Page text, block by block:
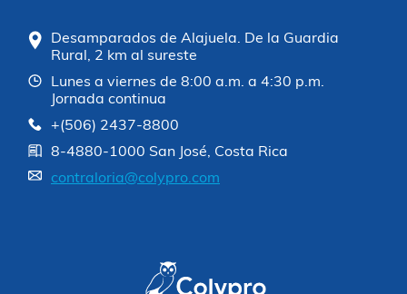
Desamparados de Alajuela. De la Guardia
Rural, 2 km al sureste
Lunes a viernes de 8:00 a.m. a 4:30 p.m.
Jornada continua
+(506) 2437-8800
8-4880-1000 San José, Costa Rica
contraloria@colypro.com